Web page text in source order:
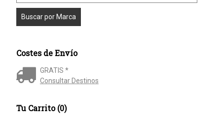
Costes de Envío
GRATIS *
Consultar Destinos
Tu Carrito (0)